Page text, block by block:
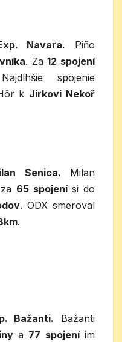
Navara. Piňo
. Za12 spojení
spojenie
k Jirkovi Nekoř
Senica. Milan
65 spojenísi do
. ODX smeroval
.
Bažanti. Bažanti
a 77 spojeníim